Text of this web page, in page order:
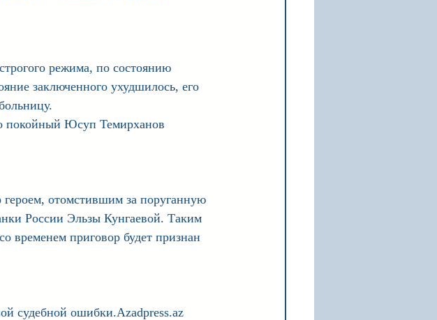
режима, по состоянию
заключенного ухудшилось, его
покойный Юсуп Темирханов
отомстившим за поруганную
России Эльзы Кунгаевой. Таким
временем приговор будет признан
судебной ошибки.Azadpress.az